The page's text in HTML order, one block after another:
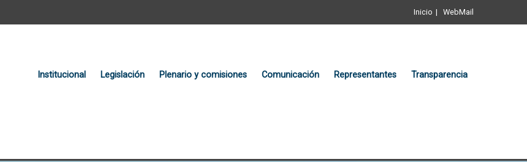
Inicio WebMail
Institucional Legislación Plenario y comisiones Comunicación Representantes Transparencia